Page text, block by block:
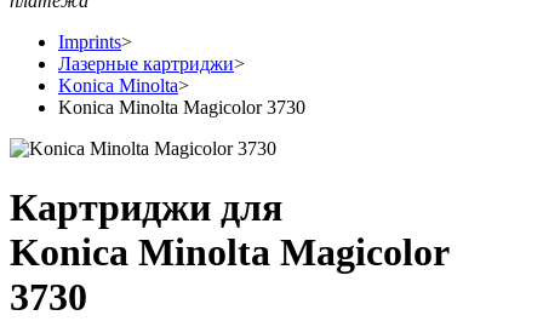
Imprints>
Лазерные картриджи>
Konica Minolta>
Konica Minolta Magicolor 3730
Картриджи для
Konica Minolta Magicolor
3730